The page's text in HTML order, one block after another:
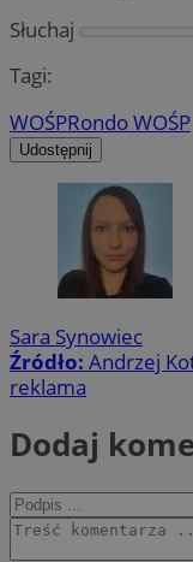
Słuchaj
Tagi:
WOŚPRondo WOŚP
Udostępnij
Sara Synowiec
Źródło: Andrzej
reklama
Dodaj